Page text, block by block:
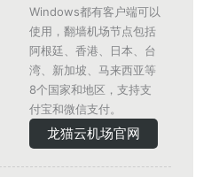
Windows都有客户端可以
使用，翻墙机场节点包括
阿根廷、香港、日本、台
湾、新加坡、马来西亚等
8个国家和地区，支持支
付宝和微信支付。
龙猫云机场官网